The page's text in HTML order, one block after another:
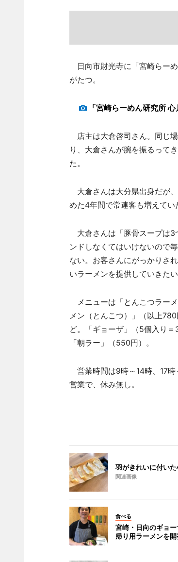
日向市財光寺に「宮崎らー
がたつ。
「宮崎らーめん研究所
店主は大倉啓司さん。同じ
り、大倉さんが腕を振るって
た。
大倉さんは大分県出身だが
めた4年間で常連客も増えてい
大倉さんは「豚骨スープは3
ンドしなくてはいけないので
ない。お客さんにがっかりさ
いラーメンを提供していきたい
メニューは「とんこつラー
メン（とんこつ）」（以上
ど。「ギョーザ」（5個入り
「朝ラー」（550円）。
営業時間は9時～14時、17
営業で、休み無し。
羽がきれいに付い
関連画像
食べる
宮崎・日向のギョ
帰り用ラーメンを開